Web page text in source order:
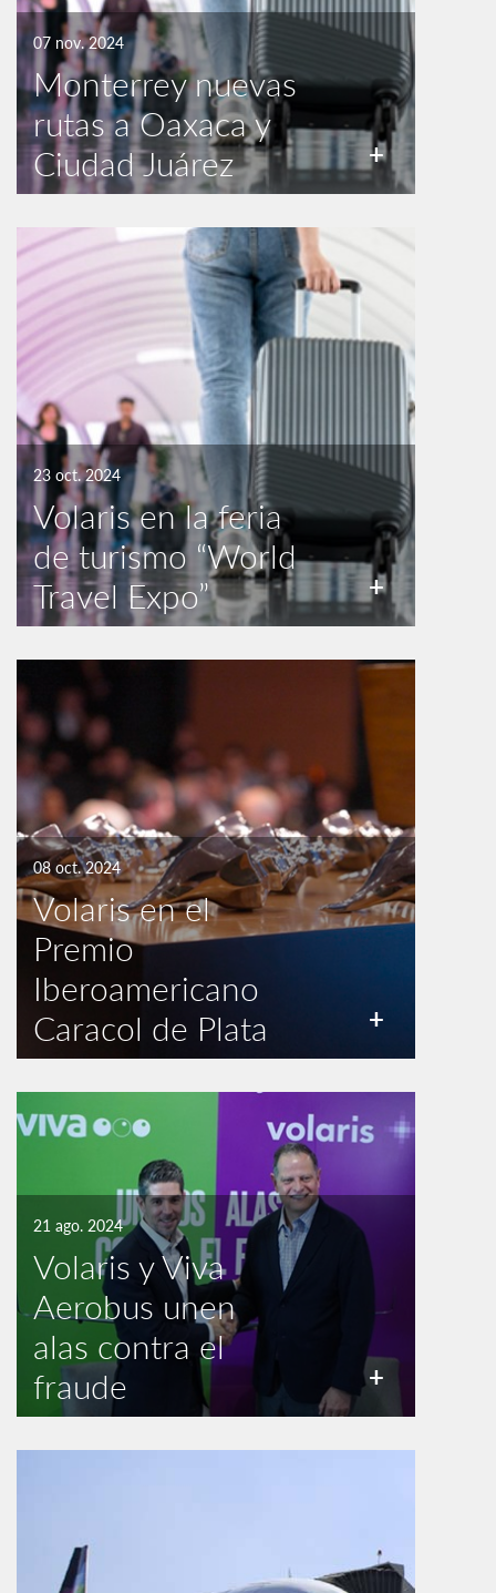
07 nov. 2024
Monterrey nuevas
rutas a Oaxaca y
Ciudad Juárez
+
23 oct. 2024
Volaris en la feria
de turismo “World
Travel Expo”
+
08 oct. 2024
Volaris en el
Premio
Iberoamericano
Caracol de Plata
+
21 ago. 2024
Volaris y Viva
Aerobus unen
alas contra el
fraude
+